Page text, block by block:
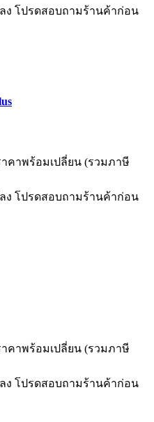
ง โปรดสอบถามร้านค้าก่อน
คาพร้อมเปลี่ยน (รวมภาษี
ง โปรดสอบถามร้านค้าก่อน
คาพร้อมเปลี่ยน (รวมภาษี
ง โปรดสอบถามร้านค้าก่อน